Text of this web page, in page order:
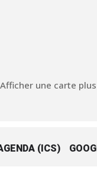
Afficher une carte
(ICS)